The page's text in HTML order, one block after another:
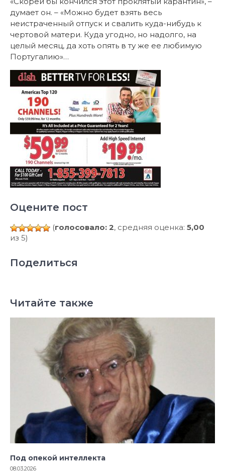
думает он. – «Можно будет взять весь
неистраченный отпуск и свалить куда-нибудь к
чертовой матери. Куда угодно, но надолго, на
целый месяц, да хоть опять в ту же ее любимую
Португалию»…
Оцените пост
(голосовало: 2, средняя оценка: 5,00
из 5)
Поделиться
Читайте также
Под опекой интеллекта
08.03.2026